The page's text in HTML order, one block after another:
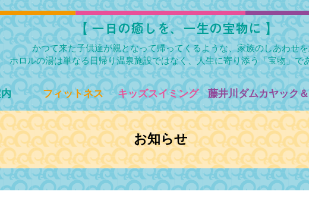
​【 一日の癒しを、一生の宝物に 】
かつて来た子供達が親となって帰ってくるような、家族のしあわせ
ホロルの湯は単なる日帰り温泉施設ではなく、人生に寄り添う「宝物」で
キッズスイミング
フィットネス 藤井川ダムカヤック
お知らせ